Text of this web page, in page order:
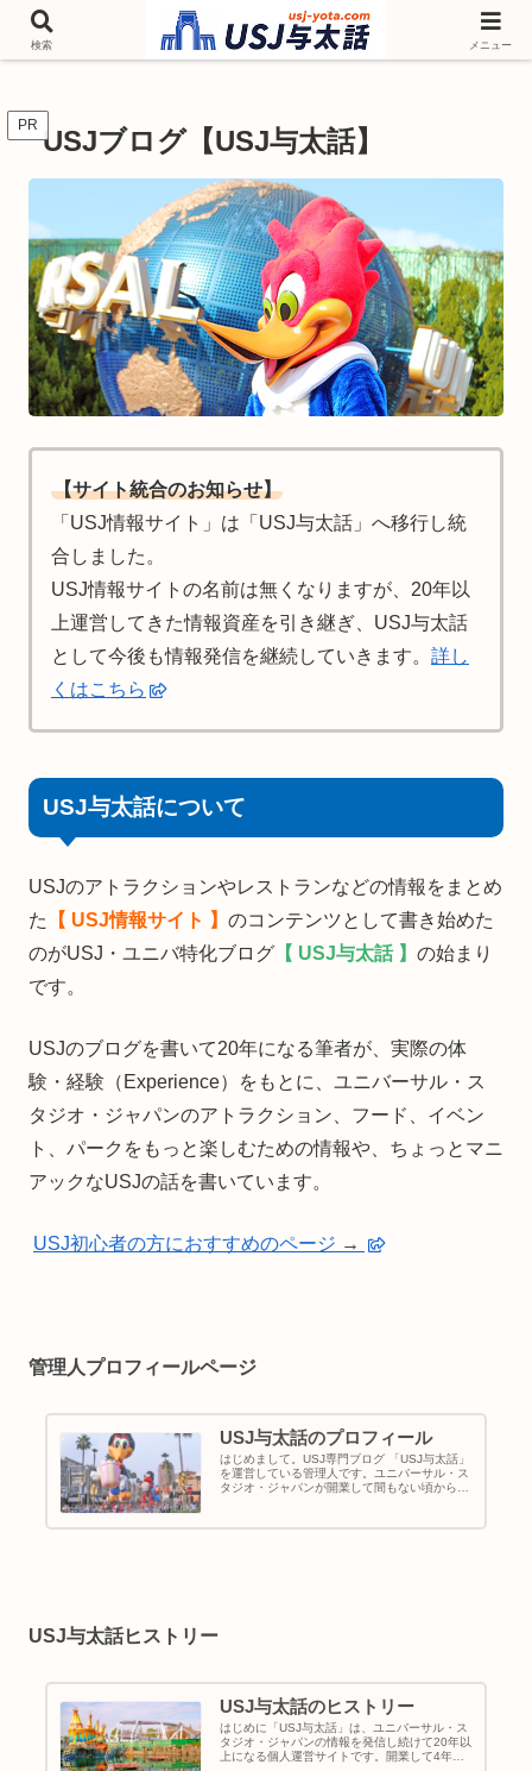
チケットやシーズンイベント ニンテンドーワールド アトラクションなどユニ
バを歩いて情報収集しています
PR USJブログ【USJ与太話】
【サイト統合のお知らせ】
「USJ情報サイト」は「USJ与太話」へ移行し統
合しました。
USJ情報サイトの名前は無くなりますが、20年以
上運営してきた情報資産を引き継ぎ、USJ与太話
として今後も情報発信を継続していきます。 詳し
くはこちら
USJ与太話について
USJのアトラクションやレストランなどの情報をまとめ
た
【 USJ情報サイト 】 のコンテンツとして書き始めた
のがUSJ・ユニバ特化ブログ 【 USJ与太話 】 の始まり
です。
USJのブログを書いて20年になる筆者が、実際の体
験・経験（Experience）をもとに、ユニバーサル・ス
タジオ・ジャパンのアトラクション、フード、イベン
ト、パークをもっと楽しむための情報や、ちょっとマニ
アックなUSJの話を書いています。
USJ初心者の方におすすめのページ →
管理人プロフィールページ
USJ与太話のプロフィール
はじめまして。USJ専門ブログ 「USJ与太話」
を運営している管理人です。ユニバーサル・ス
タジオ・ジャパンが開業して間もない頃からパ
ました。パークを歩き...
USJ与太話ヒストリー
USJ与太話のヒストリー
はじめに「USJ与太話」は、ユニバーサル・ス
タジオ・ジャパンの情報を発信し続けて20年以
上になる個人運営サイトです。開業して4年経
検索 メニュー